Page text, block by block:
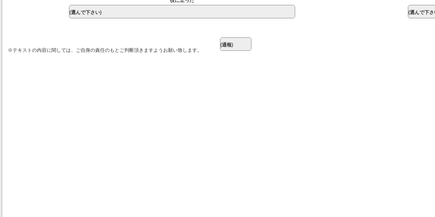
※テキストの内容に関しては、ご自身の責任のもとご判断頂きますようお願い致します。